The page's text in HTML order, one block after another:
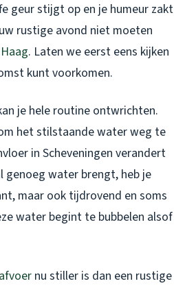
geur stijgt op en je humeur zakt
rustige avond niet moeten
. Laten we eerst eens kijken
kunt voorkomen.
je hele routine ontwrichten.
het stilstaande water weg te
in Scheveningen verandert
genoeg water brengt, heb je
maar ook tijdrovend en soms
water begint te bubbelen alsof
afvoer nu stiller is dan een rustige